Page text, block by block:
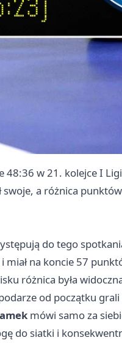
48:36 w 21. kolejce I
a różnica
do tego
miał na koncie 57
różnica była
od początku
mówi samo za
do siatki i